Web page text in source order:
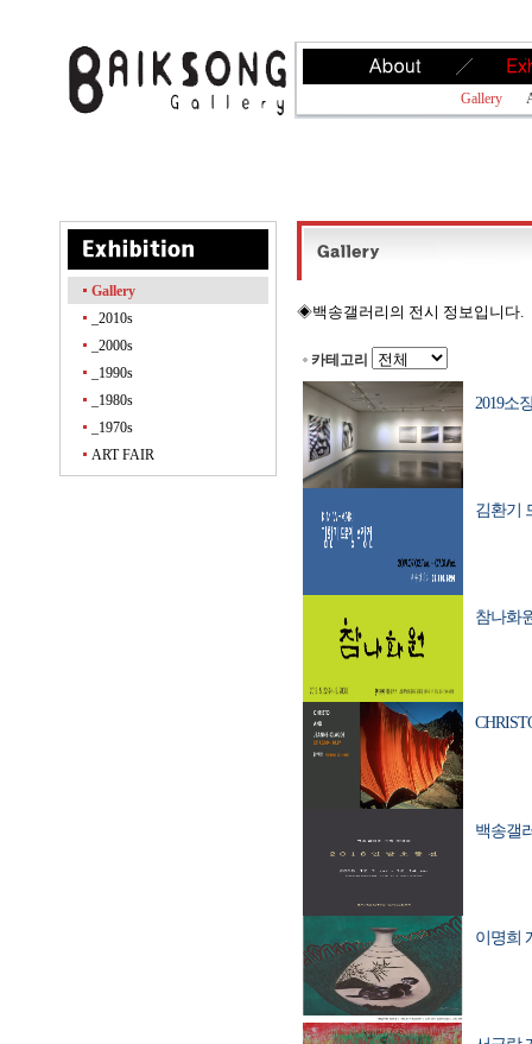
Gallery
Gallery
_2010s
_2000s
_1990s
_1980s
_1970s
ART FAIR
◈백송갤러리의 전시 정보입니다.
카테고리
2019소
김환기
참나화
백송갤
이명희